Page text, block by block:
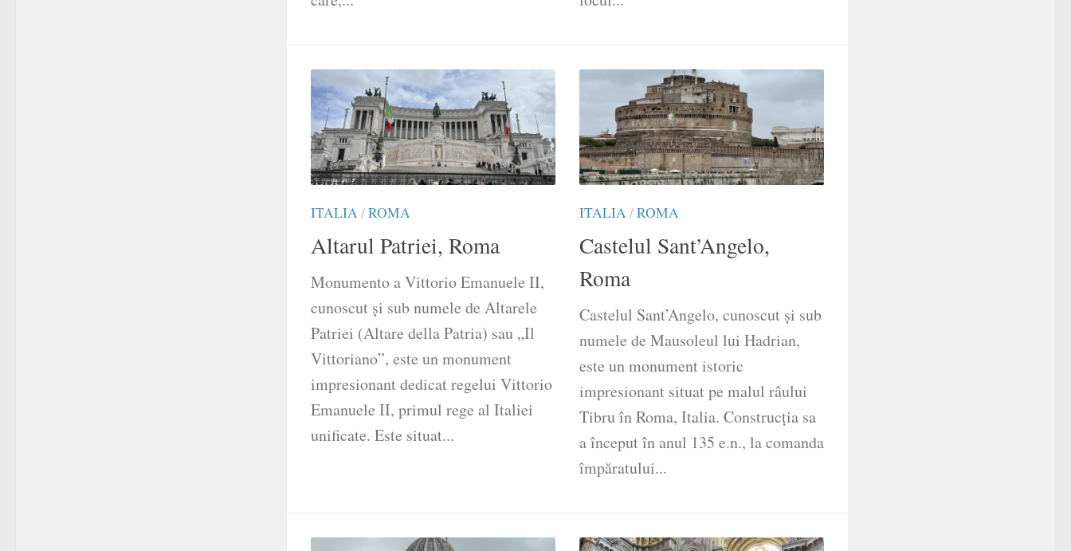
ITALIA/ROMA
Altarul Patriei, Roma
Monumento a Vittorio Emanuele II,
cunoscut și sub numele de Altarele
Patriei (Altare della Patria) sau „Il
Vittoriano”, este un monument
impresionant dedicat regelui Vittorio
Emanuele II, primul rege al Italiei
unificate. Este situat...
ITALIA/ROMA
Castelul Sant’Angelo,
Roma
Castelul Sant’Angelo, cunoscut și sub
numele de Mausoleul lui Hadrian,
este un monument istoric
impresionant situat pe malul râului
Tibru în Roma, Italia. Construcția sa
a început în anul 135 e.n., la comanda
împăratului...